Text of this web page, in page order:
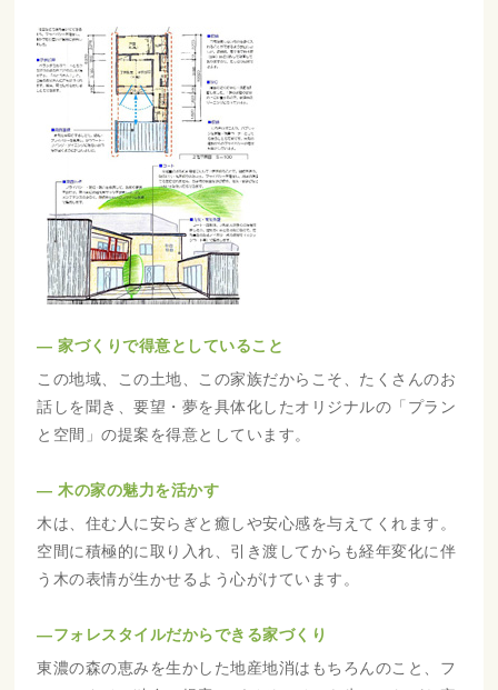
― 家づくりで得意としていること
この地域、この土地、この家族だからこそ、たくさんのお
話しを聞き、要望・夢を具体化したオリジナルの「プラン
と空間」の提案を得意としています。
― 木の家の魅力を活かす
木は、住む人に安らぎと癒しや安心感を与えてくれます。
空間に積極的に取り入れ、引き渡してからも経年変化に伴
う木の表情が生かせるよう心がけています。
―フォレスタイルだからできる家づくり
東濃の森の恵みを生かした地産地消はもちろんのこと、フ